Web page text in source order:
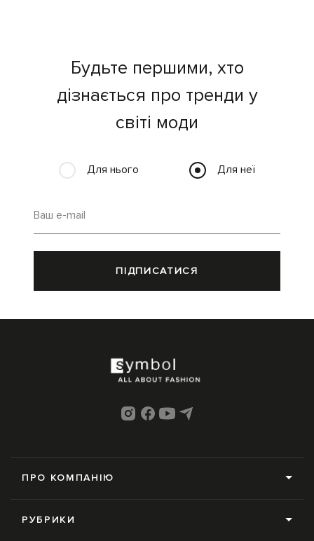
Будьте першими, хто
дізнається про тренди у
світі моди
Для нього Для неї
Ваш e-mail
ПІДПИСАТИСЯ
ПРО КОМПАНІЮ
РУБРИКИ